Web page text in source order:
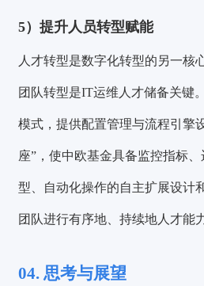
5）提升人员转型赋能
人才转型是数字化转型的另一核
团队转型是IT运维人才储备关键
模式，提供配置管理与流程引擎
座”，使中欧基金具备监控指标、
型、自动化操作的自主扩展设计
团队进行有序地、持续地人才能
04.思考与展望